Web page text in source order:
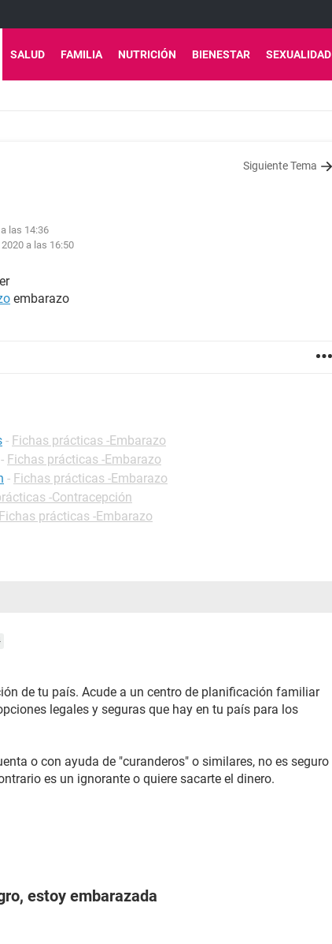
SALUD FAMILIA NUTRICIÓN BIENESTAR SEXUALIDAD
Siguiente Tema
las 14:36
a las 16:50
embarazo
- Fichas prácticas -Embarazo
- Fichas prácticas -Embarazo
- Fichas prácticas -Embarazo
-Contracepción
Fichas prácticas -Embarazo
de tu país. Acude a un centro de planificación familiar
legales y seguras que hay en tu país para los
o con ayuda de "curanderos" o similares, no es seguro
es un ignorante o quiere sacarte el dinero.
estoy embarazada